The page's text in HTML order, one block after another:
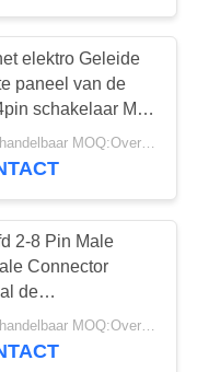
60
elektro Geleide
paneel van de
schakelaar M12
de waterdichte
van de
onderhandelbaar MOQ:Overeen te komen
2-8 Pin Male
Connector
de
van
Metaal
onderhandelbaar MOQ:Overeen te komen